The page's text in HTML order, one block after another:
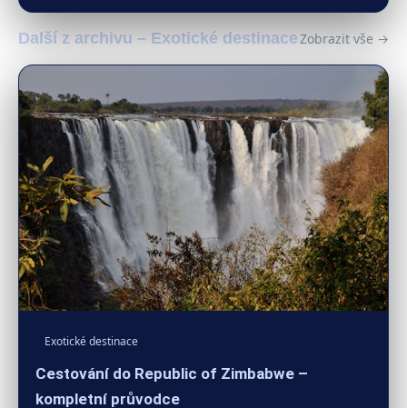
Další z archivu – Exotické destinaceZobrazit vše →
Exotické destinace
Cestování do Republic of Zimbabwe –
kompletní průvodce